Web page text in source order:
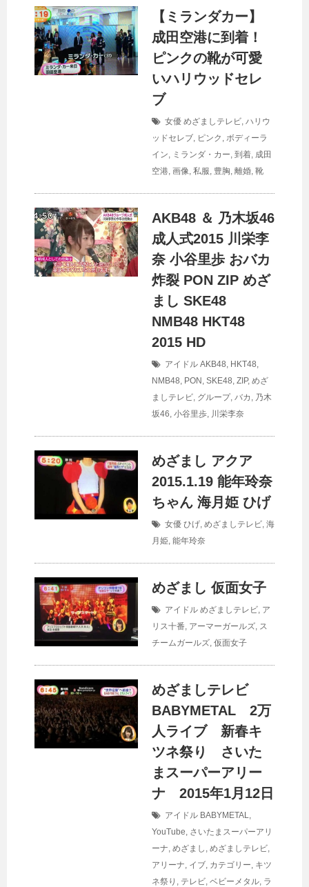
【ミランダカー】
成田空港に到着！
ピンクの靴が可愛
いハリウッドセレ
ブ
女優 めざましテレビ, ハリウ
ッドセレブ, ピンク , ボディーラ
イン, ミランダ・カー, 到着, 成田
空港, 画像, 私服, 豊胸, 離婚, 靴
AKB48 ＆ 乃木坂46
成人式2015 川栄李
奈 小谷里歩 おバカ
炸裂 PON ZIP めざ
まし SKE48
NMB48 HKT48
2015 HD
アイドル AKB48, HKT48,
NMB48, PON , SKE48, ZIP, めざ
ましテレビ, グループ, バカ , 乃木
坂46, 小谷里歩, 川栄李奈
めざまし アクア
2015.1.19 能年玲奈
ちゃん 海月姫 ひげ
女優 ひげ, めざましテレビ, 海
月姫, 能年玲奈
めざまし 仮面女子
アイドル めざましテレビ, ア
リス十番, アーマーガールズ, ス
チームガールズ, 仮面女子
めざましテレビ
BABYMETAL 2万
人ライブ 新春キ
ツネ祭り さいた
まスーパーアリー
ナ 2015年1月12日
アイドル BABYMETAL,
YouTube, さいたまスーパーアリ
ーナ, めざまし , めざましテレビ,
アリーナ, イブ, カテゴリー, キツ
ネ祭り , テレビ, ベビーメタル, ラ